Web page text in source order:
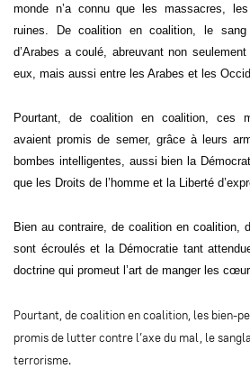
monde n’a connu que les massacres,
ruines. De coalition en coalition, le
d’Arabes a coulé, abreuvant non
eux, mais aussi entre les Arabes et les
Pourtant, de coalition en coalition, ces
avaient promis de semer, grâce à leurs
bombes intelligentes, aussi bien la
que les Droits de l’homme et la Liberté
Bien au contraire, de coalition en coalition,
sont écroulés et la Démocratie tant
doctrine qui promeut l’art de manger les
Pourtant, de coalition en coalition, les bien-
promis de lutter contre l’axe du mal, le
terrorisme.